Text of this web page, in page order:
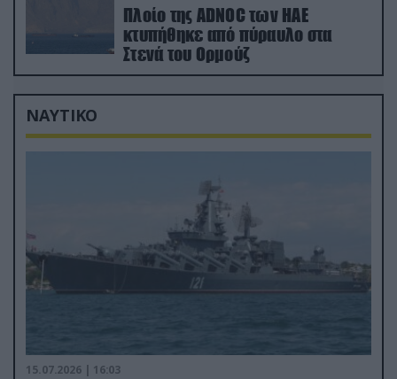
Πλοίο της ADNOC των ΗΑΕ
κτυπήθηκε από πύραυλο στα
Στενά του Ορμούζ
ΝΑΥΤΙΚΟ
15.07.2026 | 16:03